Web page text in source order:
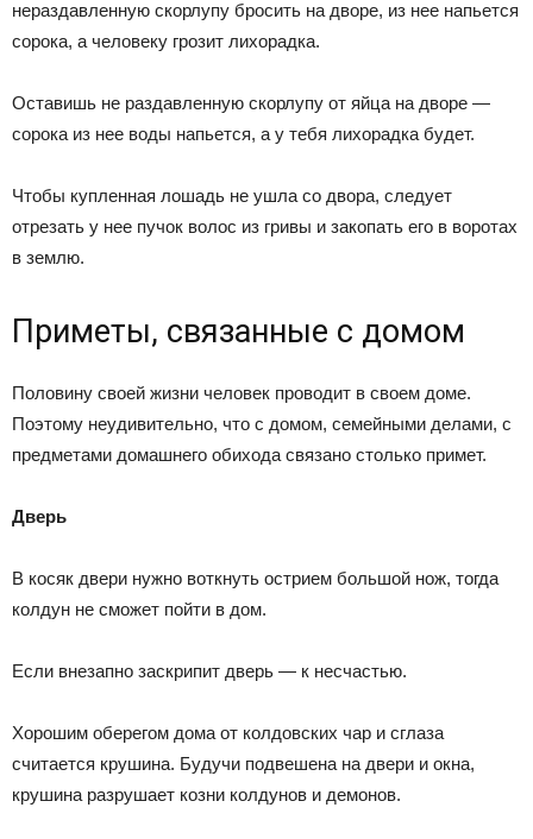
нераздавленную скорлупу бросить на дворе, из нее напьется
сорока, а человеку грозит лихорадка.
Оставишь не раздавленную скорлупу от яйца на дворе —
сорока из нее воды напьется, а у тебя лихорадка будет.
Чтобы купленная лошадь не ушла со двора, следует
отрезать у нее пучок волос из гривы и закопать его в воротах
в землю.
Приметы, связанные с домом
Половину своей жизни человек проводит в своем доме.
Поэтому неудивительно, что с домом, семейными делами, с
предметами домашнего обихода связано столько примет.
Дверь
В косяк двери нужно воткнуть острием большой нож, тогда
колдун не сможет пойти в дом.
Если внезапно заскрипит дверь — к несчастью.
Хорошим оберегом дома от колдовских чар и сглаза
считается крушина. Будучи подвешена на двери и окна,
крушина разрушает козни колдунов и демонов.